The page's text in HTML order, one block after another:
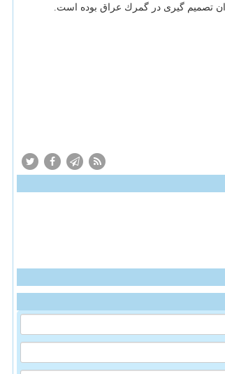
تصمیم گیری در گمرك عراق بوده است.